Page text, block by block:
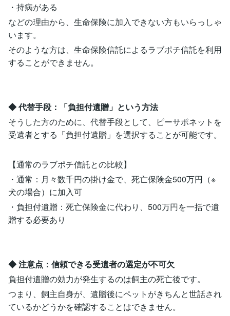
・持病がある
などの理由から、生命保険に加入できない方もいらっしゃ
います。
そのような方は、生命保険信託によるラブポチ信託を利用
することができません。
◆ 代替手段：「負担付遺贈」という方法
そうした方のために、代替手段として、ピーサポネットを
受遺者とする「負担付遺贈」を選択することが可能です。
【通常のラブポチ信託との比較】
・通常：月々数千円の掛け金で、死亡保険金500万円（※
犬の場合）に加入可
・負担付遺贈：死亡保険金に代わり、500万円を一括で遺
贈する必要あり
◆ 注意点：信頼できる受遺者の選定が不可欠
負担付遺贈の効力が発生するのは飼主の死亡後です。
つまり、飼主自身が、遺贈後にペットがきちんと世話され
ているかどうかを確認することはできません。